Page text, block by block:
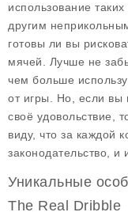
использование
другим
готовы ли вы
мячей. Лучше не
чем больше
от игры. Но, если вы
своё удовольствие,
виду, что за каждой
законодательство, и
Уникальные
The Real Dribble